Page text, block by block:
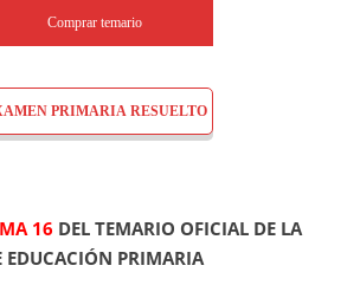
Comprar temario
PRIMARIA RESUELTO
16 DEL TEMARIO OFICIAL DE LA
EDUCACIÓN PRIMARIA